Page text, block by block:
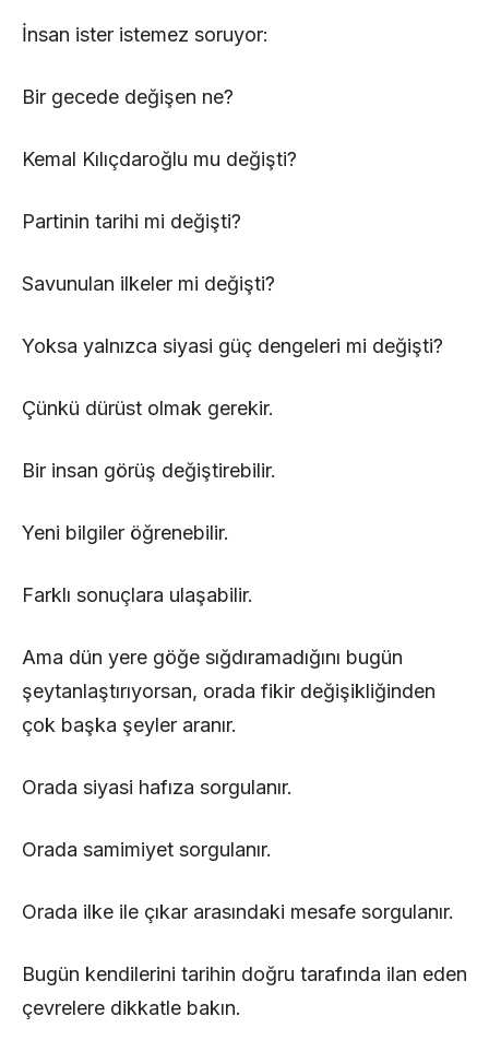
İnsan ister istemez soruyor:
Bir gecede değişen ne?
Kemal Kılıçdaroğlu mu değişti?
Partinin tarihi mi değişti?
Savunulan ilkeler mi değişti?
Yoksa yalnızca siyasi güç dengeleri mi değişti?
Çünkü dürüst olmak gerekir.
Bir insan görüş değiştirebilir.
Yeni bilgiler öğrenebilir.
Farklı sonuçlara ulaşabilir.
Ama dün yere göğe sığdıramadığını bugün
şeytanlaştırıyorsan, orada fikir değişikliğinden
çok başka şeyler aranır.
Orada siyasi hafıza sorgulanır.
Orada samimiyet sorgulanır.
Orada ilke ile çıkar arasındaki mesafe sorgulanır.
Bugün kendilerini tarihin doğru tarafında ilan eden
çevrelere dikkatle bakın.